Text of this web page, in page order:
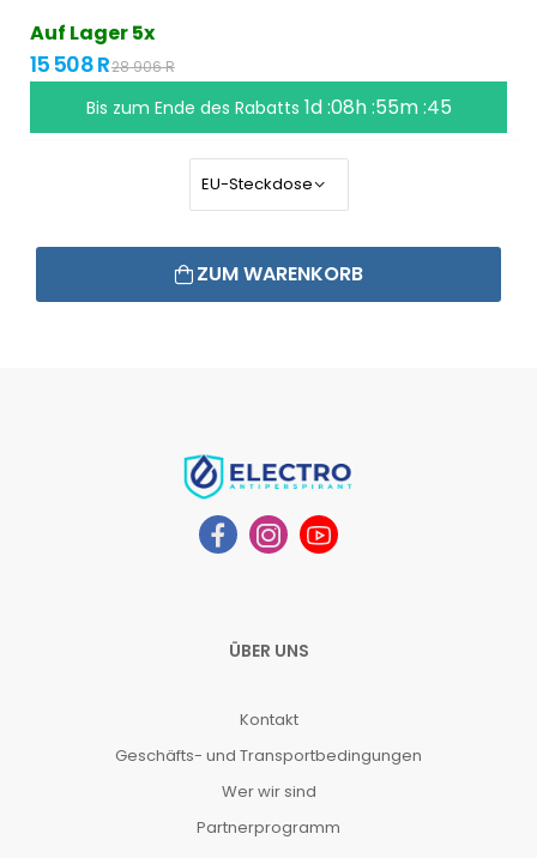
Auf Lager 5x
15 508 R28 906 R
Bis zum Ende des Rabatts 1d :08h :55m :45
ZUM WARENKORB
ÜBER UNS
Kontakt
Geschäfts- und Transportbedingungen
Wer wir sind
Partnerprogramm